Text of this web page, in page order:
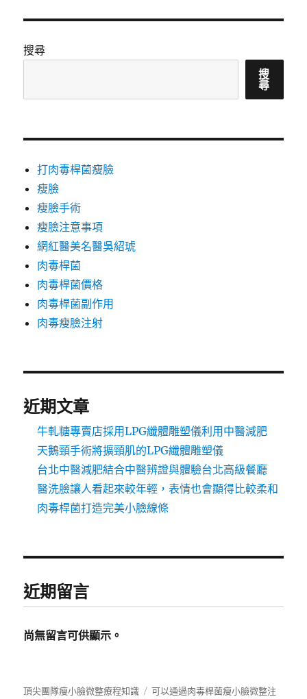
搜尋
搜
尋
打肉毒桿菌瘦臉
瘦臉
瘦臉手術
瘦臉注意事項
網紅醫美名醫吳紹琥
肉毒桿菌
肉毒桿菌價格
肉毒桿菌副作用
肉毒瘦臉注射
近期文章
牛軋糖專賣店採用LPG纖體雕塑儀利用中醫減肥
天鵝頸手術將擴頸肌的LPG纖體雕塑儀
台北中醫減肥結合中醫辨證與體驗台北高級餐廳
醫洗臉讓人看起來較年輕，表情也會顯得比較柔和
肉毒桿菌打造完美小臉線條
近期留言
尚無留言可供顯示。
頂尖團隊瘦小臉微整療程知識 可以通過肉毒桿菌瘦小臉微整注